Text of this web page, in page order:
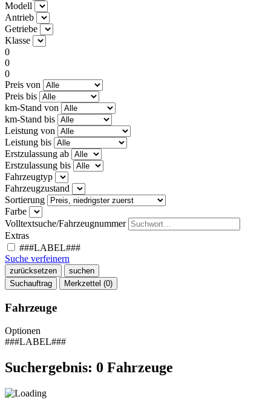
Modell
Antrieb
Getriebe
Klasse
0
0
0
Preis von
Preis bis
km-Stand von
km-Stand bis
Leistung von
Leistung bis
Erstzulassung ab
Erstzulassung bis
Fahrzeugtyp
Fahrzeugzustand
Sortierung
Farbe
Volltextsuche/Fahrzeugnummer
Extras
###LABEL###
Suche verfeinern
zurücksetzen
suchen
Suchauftrag
Merkzettel (0)
Fahrzeuge
Optionen
###LABEL###
Suchergebnis: 0 Fahrzeuge